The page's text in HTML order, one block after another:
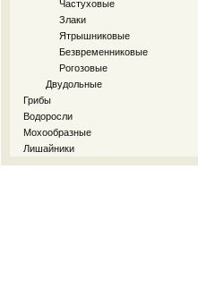
Частуховые
Злаки
Ятрышниковые
Безвременниковые
Рогозовые
Двудольные
Грибы
Водоросли
Мохообразные
Лишайники